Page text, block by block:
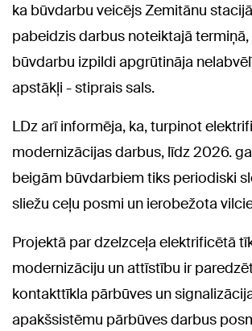
ka būvdarbu veicējs Zemitānu
pabeidzis darbus noteiktajā termiņā,
būvdarbu izpildi apgrūtināja
apstākļi - stiprais sals.
LDz arī informēja, ka, turpinot
modernizācijas darbus, līdz 2026.
beigām būvdarbiem tiks periodiski
sliežu ceļu posmi un ierobežota
Projektā par dzelzceļa elektrificētā
modernizāciju un attīstību ir
kontakttīkla pārbūves un
apakšsistēmu pārbūves darbus